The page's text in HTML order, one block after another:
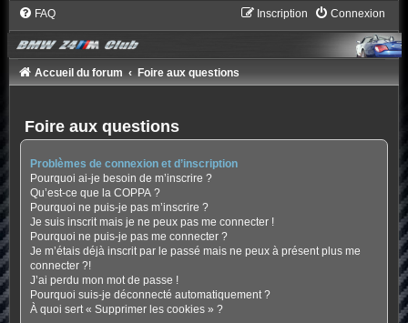
FAQ Connexion
Inscription
Accueil du forum Foire aux questions
Foire aux questions
Problèmes de connexion et d’inscription
Pourquoi ai-je besoin de m’inscrire ?
Qu’est-ce que la COPPA ?
Pourquoi ne puis-je pas m’inscrire ?
Je suis inscrit mais je ne peux pas me connecter !
Pourquoi ne puis-je pas me connecter ?
Je m’étais déjà inscrit par le passé mais ne peux à présent plus me
connecter ?!
J’ai perdu mon mot de passe !
Pourquoi suis-je déconnecté automatiquement ?
À quoi sert « Supprimer les cookies » ?